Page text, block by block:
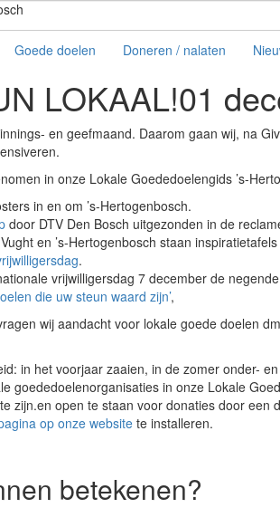
Goede doelen Doneren / nalaten
LOKAAL!01
en geefmaand. Daarom gaan wij, na
in onze Lokale Goededoelengids ’s-
in en om ’s-Hertogenbosch.
door DTV Den Bosch uitgezonden in de
en ’s-Hertogenbosch staan inspiratietafels
.
vrijwilligersdag 7 december de
die uw steun waard zijn’,
wij aandacht voor lokale goede doelen
in het voorjaar zaaien, in de zomer onder-
goededoelenorganisaties in onze Lokale
zijn.en open te staan voor donaties door een
op onze websitete installeren.
betekenen?